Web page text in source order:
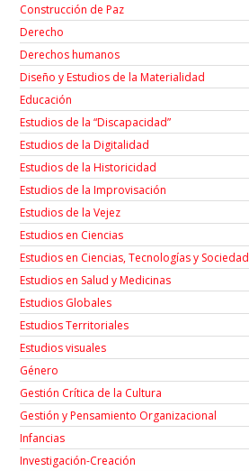
Construcción de Paz
Derecho
Derechos humanos
Diseño y Estudios de la Materialidad
Educación
Estudios de la “Discapacidad”
Estudios de la Digitalidad
Estudios de la Historicidad
Estudios de la Improvisación
Estudios de la Vejez
Estudios en Ciencias
Estudios en Ciencias, Tecnologías y Sociedad
Estudios en Salud y Medicinas
Estudios Globales
Estudios Territoriales
Estudios visuales
Género
Gestión Crítica de la Cultura
Gestión y Pensamiento Organizacional
Infancias
Investigación-Creación